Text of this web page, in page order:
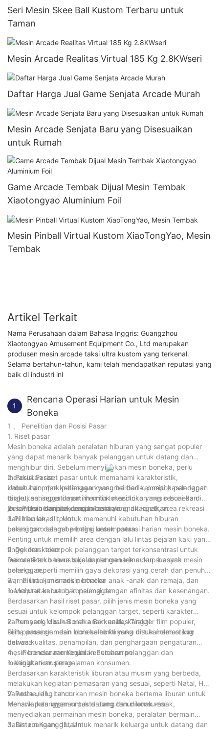
hiburan, komersial dalam ruangan
Seri Mesin Skee Ball Kustom Terbaru untuk
Taman
Mesin Arcade Realitas Virtual 185 Kg 2.8KWseri
Daftar Harga Jual Game Senjata Arcade Murah
Mesin Arcade Senjata Baru yang Disesuaikan
untuk Rumah
Game Arcade Tembak Dijual Mesin Tembak
Xiaotongyao Aluminium Foil
Mesin Pinball Virtual Kustom XiaoTongYao, Mesin
Tembak
Artikel Terkait
Nama Perusahaan dalam Bahasa Inggris: Guangzhou
Xiaotongyao Amusement Equipment Co., Ltd merupakan
produsen mesin arcade taksi ultra kustom yang terkenal.
Selama bertahun-tahun, kami telah mendapatkan reputasi yang
baik di industri ini
1
Rencana Operasi Harian untuk Mesin
Boneka
1 、 Penelitian dan Posisi Pasar
1. Riset pasar
Mesin boneka adalah peralatan hiburan yang sangat populer
yang dapat menarik banyak pelanggan untuk datang dan
menghibur diri. Sebelum menyiapkan mesin boneka, perlu
melakukan riset pasar untuk memahami karakteristik,
kebutuhan, dan kebiasaan konsumsi dari kelompok pelanggan
target, sehingga dapat memilih lokasi toko yang sesuai dan
jenis mesin boneka dengan cara yang ditargetkan.
2. Posisi Pasar
Untuk kelompok pelanggan yang berbeda, posisi pasar dapat
dilakukan, seperti memilih untuk mendirikan mesin boneka di
pusat perbelanjaan, taman bermain anak -anak, area rekreasi
dan hiburan, dll., Untuk memenuhi kebutuhan hiburan
pelanggan dalam berbagai kesempatan.
2 、 Pilihan dan dekorasi lokasi toko
1. Pilihan lokasi toko
Lokasi toko sangat penting untuk operasi harian mesin boneka.
Penting untuk memilih area dengan lalu lintas pejalan kaki yang
tinggi dan kelompok pelanggan target terkonsentrasi untuk
memastikan bahwa toko dapat menarik cukup banyak
pelanggan.
2. Dekorasi toko
Dekorasi toko harus sejalan dengan tema dan suasana mesin
boneka, seperti memilih gaya dekorasi yang cerah dan penuh
warna untuk menarik perhatian anak -anak dan remaja, dan
menciptakan ruang konsumsi dengan afinitas dan kesenangan.
3 、 Pilihan jenis mesin boneka
1. Menurut kebutuhan pelanggan
Berdasarkan hasil riset pasar, pilih jenis mesin boneka yang
sesuai untuk kelompok pelanggan target, seperti karakter
kartun yang disukai oleh anak -anak, karakter film populer,
serta pasangan dan idola selebriti yang disukai oleh orang
dewasa.
2. Pemasok Mesin Boneka Berkualitas Tinggi
Pilih pemasok mesin boneka terkemuka untuk memastikan
bahwa kualitas, penampilan, dan penghargaan pengaturan
mesin boneka memenuhi kebutuhan pelanggan dan
meningkatkan pengalaman konsumen.
4 、 Perencanaan Kegiatan Pemasaran
1. Kegiatan musiman
Berdasarkan karakteristik liburan atau musim yang berbeda,
melakukan kegiatan pemasaran yang sesuai, seperti Natal, Hari
Valentine, dll., Luncurkan mesin boneka bertema liburan untuk
menarik pelanggan untuk datang dan dikonsumsi.
2. Pesta ulang tahun
Menawarkan layanan pesta ulang tahun anak -anak,
menyediakan permainan mesin boneka, peralatan bermain
dalam ruangan, dll., Untuk menarik keluarga untuk datang dan
3. Sistem Keanggotaan